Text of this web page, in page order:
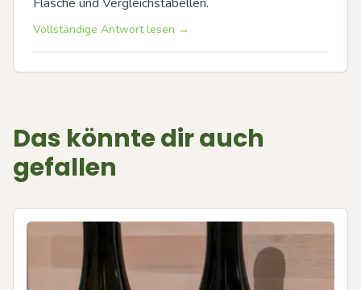
Vollständige Antwort lesen →
Das könnte dir auch
gefallen